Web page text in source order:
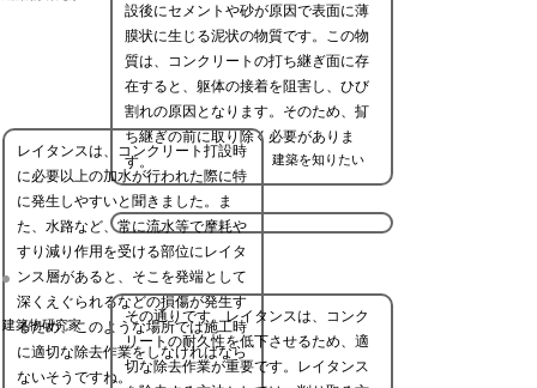
設後にセメントや砂が原因で表面に薄
膜状に生じる泥状の物質です。この物
質は、コンクリートの打ち継ぎ面に存
在すると、躯体の接着を阻害し、ひび
割れの原因となります。そのため、打
ち継ぎの前に取り除く必要がありま
す。
建築を知りたい
レイタンスは、コンクリート打設時
に必要以上の加水が行われた際に特
に発生しやすいと聞きました。ま
た、水路など、常に流水等で摩耗や
すり減り作用を受ける部位にレイタ
ンス層があると、そこを発端として
深くえぐられるなどの損傷が発生す
るため、このような場所では施工時
に適切な除去作業をしなければなら
ないそうですね。
建築物研究家
その通りです。レイタンスは、コンク
リートの耐久性を低下させるため、適
切な除去作業が重要です。レイタンス